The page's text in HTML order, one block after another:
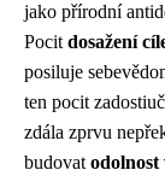
jako přírodní
Pocit dosažení
posiluje
ten pocit
zdála zprvu
budovat odolnost